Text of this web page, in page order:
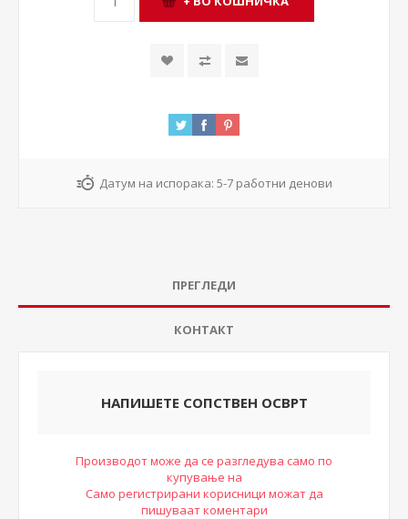
Датум на испорака: 5-7 работни денови
ПРЕГЛЕДИ
КОНТАКТ
НАПИШЕТЕ СОПСТВЕН ОСВРТ
Производот може да се разгледува само по
купување на
Само регистрирани корисници можат да
пишуваат коментари